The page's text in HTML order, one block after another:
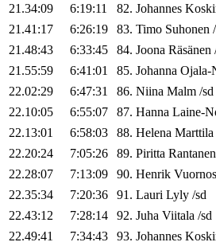
21.34:09
6:19:11 82. Johannes
21.41:17
6:26:19 83. Timo Suhonen /
21.48:43
6:33:45 84. Joona Räsänen
21.55:59
6:41:01 85. Johanna Ojala-
22.02:29
6:47:31 86. Niina Malm /sd
22.10:05
6:55:07 87. Hanna Laine-
22.13:01
6:58:03 88. Helena Marttila
22.20:24
7:05:26 89. Piritta Rantanen
22.28:07
7:13:09 90. Henrik Vuornos
22.35:34
7:20:36 91. Lauri Lyly /sd
22.43:12
7:28:14 92. Juha Viitala /sd
22.49:41
7:34:43 93. Johannes